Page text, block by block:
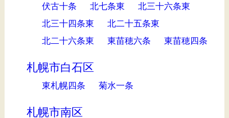
伏古十条 北七条東
北三十六条東
北三十四条東
北二十五条東
北二十六条東
東苗穂六条 東苗穂四条
札幌市白石区
東札幌四条 菊水一条
札幌市南区